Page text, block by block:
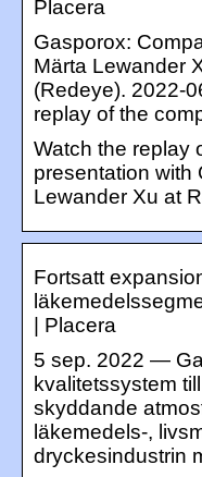
Placera
Gasporox:
Märta Lewander
(Redeye). 2022-
replay of the
Watch the replay
presentation with
Lewander Xu at
Fortsatt
| Placera
5 sep. 2022 —
kvalitetssystem
skyddande
läkemedels-,
dryckesindustrin